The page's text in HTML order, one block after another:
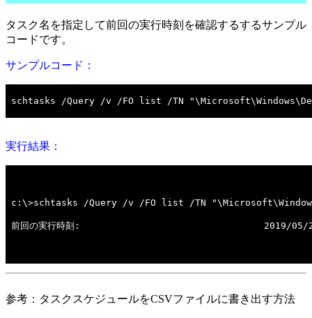
タスク名を指定して前回の実行時刻を確認するするサンプル
コードです。
サンプルコード：
実行結果：
参考：タスクスケジュールをCSVファイルに書き出す方法